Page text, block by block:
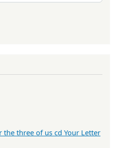
the three of us cd Your Letter